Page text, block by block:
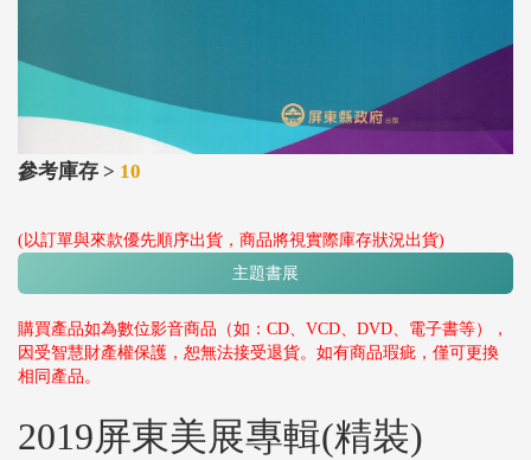
參考庫存 > 10
(以訂單與來款優先順序出貨，商品將視實際庫存狀況出貨)
主題書展
購買產品如為數位影音商品（如：CD、VCD、DVD、電子書等），
因受智慧財產權保護，恕無法接受退貨。如有商品瑕疵，僅可更換
相同產品。
2019屏東美展專輯(精裝)